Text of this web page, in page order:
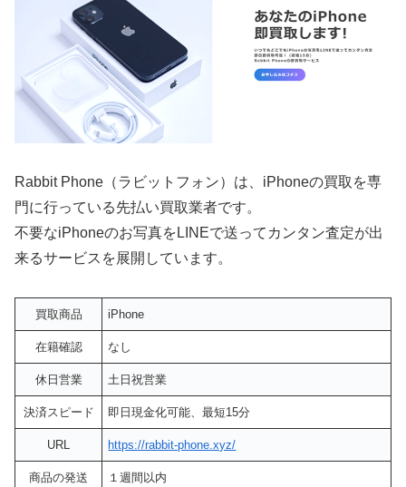
Rabbit Phone（ラビットフォン）は、iPhoneの買取を専
門に行っている先払い買取業者です。
不要なiPhoneのお写真をLINEで送ってカンタン査定が出
来るサービスを展開しています。
買取商品 iPhone
在籍確認 なし
休日営業 土日祝営業
決済スピード 即日現金化可能、最短15分
URL https://rabbit-phone.xyz/
商品の発送 １週間以内